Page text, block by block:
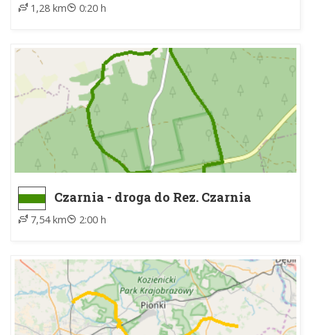
1,28 km
0:20 h
Czarnia - droga do Rez. Czarnia
7,54 km 2:00 h